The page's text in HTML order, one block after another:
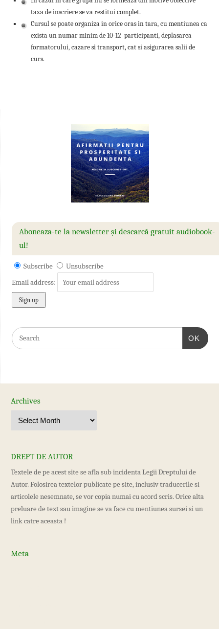
taxa de inscriere se va restitui complet.
Cursul se poate organiza in orice oras in tara, cu mentiunea ca
exista un numar minim de 10-12 participanti, deplasarea
formatorului, cazare si transport, cat si asigurarea salii de
curs.
Aboneaza-te la newsletter și descarcă gratuit audiobook-
ul!
Subscribe
Unsubscribe
Email address:
OK
Archives
DREPT DE AUTOR
Textele de pe acest site se afla sub incidenta Legii Dreptului de
Autor. Folosirea textelor publicate pe site, inclusiv traducerile si
articolele nesemnate, se vor copia numai cu acord scris. Orice alta
preluare de text sau imagine se va face cu mentiunea sursei si un
link catre aceasta !
Meta